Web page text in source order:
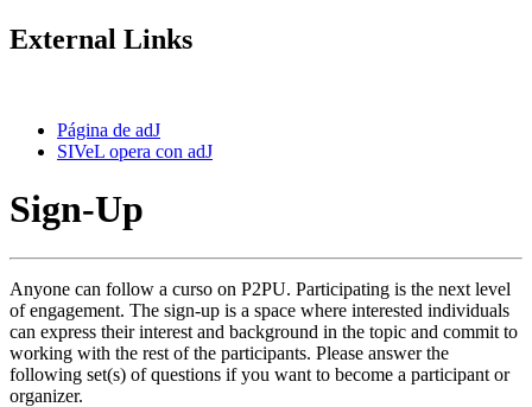
External Links
Página de adJ
SIVeL opera con adJ
Sign-Up
Anyone can follow a curso on P2PU. Participating is the next level
of engagement. The sign-up is a space where interested individuals
can express their interest and background in the topic and commit to
working with the rest of the participants. Please answer the
following set(s) of questions if you want to become a participant or
organizer.